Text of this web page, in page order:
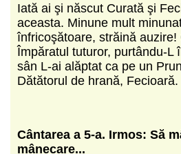
Iată ai şi născut Curată şi
aceasta. Minune mult
înfricoşătoare, străină auzire!
Împăratul tuturor, purtându-L
sân L-ai alăptat ca pe un
Dătătorul de hrană, Fecioară.
Cântarea a 5-a. Irmos: Să
mânecare...